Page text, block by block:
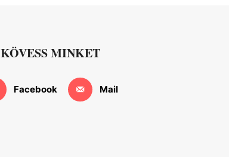
KÖVESS MINKET
Facebook Mail